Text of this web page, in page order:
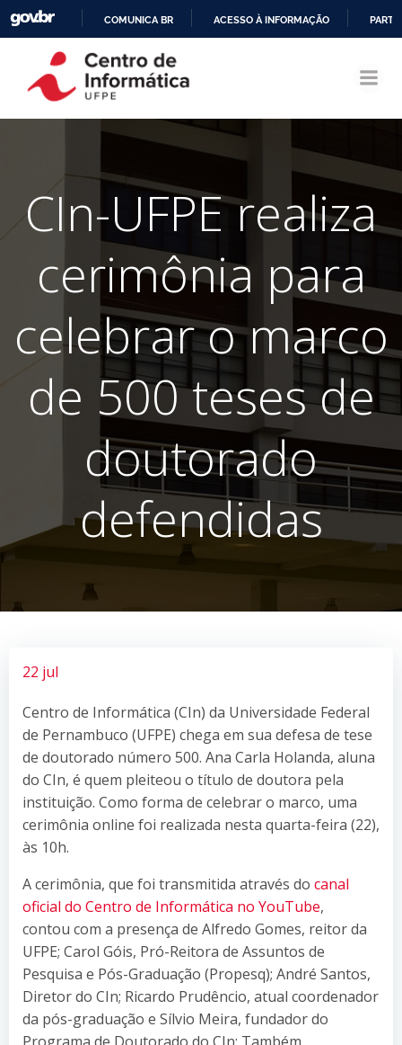
CONTEÚDO
COMUNICA BR ACESSO À INFORMAÇÃO
CIn-UFPE realiza
cerimônia para
celebrar o marco
de 500 teses de
doutorado
defendidas
22 jul
Centro de Informática (CIn) da Universidade Federal
de Pernambuco (UFPE) chega em sua defesa de tese
de doutorado número 500. Ana Carla Holanda, aluna
do CIn, é quem pleiteou o título de doutora pela
instituição. Como forma de celebrar o marco, uma
cerimônia online foi realizada nesta quarta-feira (22),
às 10h.
A cerimônia, que foi transmitida através do canal
oficial do Centro de Informática no YouTube,
contou com a presença de Alfredo Gomes, reitor da
UFPE; Carol Góis, Pró-Reitora de Assuntos de
Pesquisa e Pós-Graduação (Propesq); André Santos,
Diretor do CIn; Ricardo Prudêncio, atual coordenador
da pós-graduação e Sílvio Meira, fundador do
Programa de Doutorado do CIn; Também